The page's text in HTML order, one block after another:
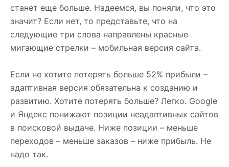
станет еще больше. Надеемся, вы поняли, что это
значит? Если нет, то представьте, что на
следующие три слова направлены красные
мигающие стрелки – мобильная версия сайта.
Если не хотите потерять больше 52% прибыли –
адаптивная версия обязательна к созданию и
развитию. Хотите потерять больше? Легко. Google
и Яндекс понижают позиции неадаптивных сайтов
в поисковой выдаче. Ниже позиции – меньше
переходов – меньше заказов – ниже прибыль. Не
надо так.